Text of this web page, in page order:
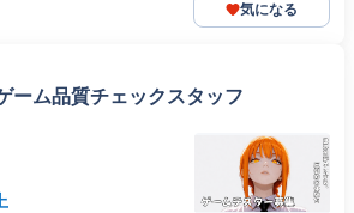
気になる
ーム品質チェックスタッフ